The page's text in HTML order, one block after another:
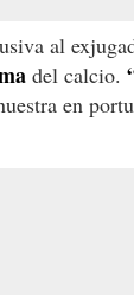
al
del calcio.
en